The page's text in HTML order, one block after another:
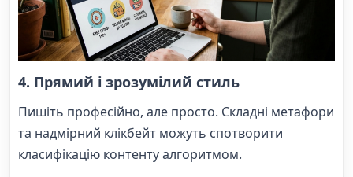
4. Прямий і зрозумілий стиль
Пишіть професійно, але просто. Складні метафори
та надмірний клікбейт можуть спотворити
класифікацію контенту алгоритмом.